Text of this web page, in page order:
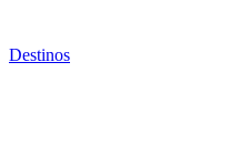
Destinos